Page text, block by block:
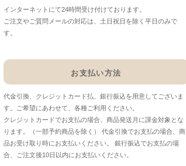
インターネットにて24時間受け付けております。
ご注文やご質問メールの対応は、土日祝日を除く平日のみで
す。
お支払い方法
代金引換、クレジットカード払、銀行振込を用意してございま
す。ご希望にあわせて、各種ご利用ください。
クレジットカードでお支払の場合、商品発送月に課金対象とな
ります。（一部予約商品を除く） 代金引換でお支払の場合、商
品お受け取り時にお支払いください。 銀行振込でお支払の場
合、ご注文後10日以内にお支払いください。